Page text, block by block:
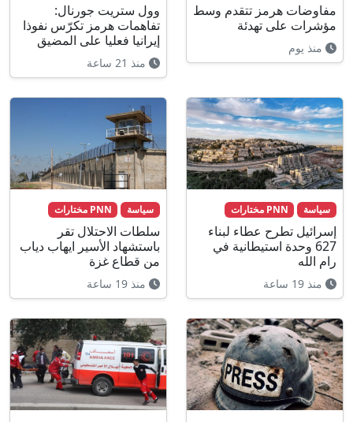
مفاوضات هرمز تتقدم وسط
مؤشرات على تهدئة
منذ يوم
وول ستريت جورنال:
تفاهمات هرمز تكرّس نفوذا
إيرانيا فعليا على المضيق
منذ 21 ساعة
سياسة PNN مختارات
إسرائيل تطرح عطاء لبناء
627 وحدة استيطانية في
رام الله
منذ 19 ساعة
سياسة PNN مختارات
سلطات الاحتلال تقر
باستشهاد الأسير ايهاب دياب
من قطاع غزة
منذ 19 ساعة